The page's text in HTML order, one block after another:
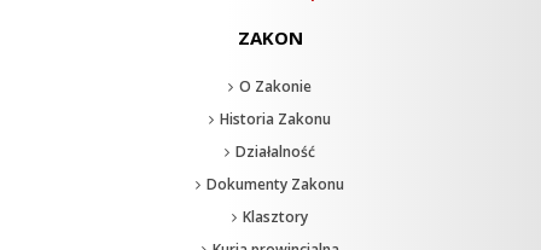
ZAKON
O Zakonie
Historia Zakonu
Działalność
Dokumenty Zakonu
Klasztory